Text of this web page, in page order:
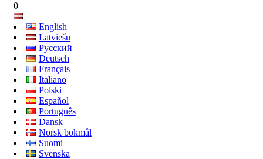
0
English
Latviešu
Русский
Deutsch
Français
Italiano
Polski
Español
Português
Dansk
Norsk bokmål
Suomi
Svenska